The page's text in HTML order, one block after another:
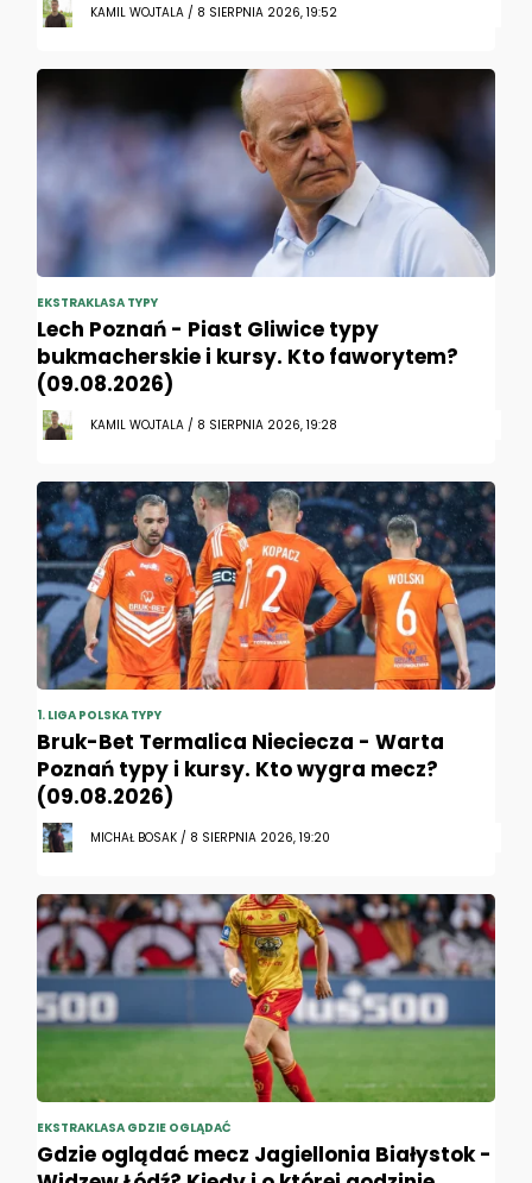
KAMIL WOJTALA / 8 SIERPNIA 2026, 19:52
EKSTRAKLASA TYPY
Lech Poznań - Piast Gliwice typy
bukmacherskie i kursy. Kto faworytem?
(09.08.2026)
KAMIL WOJTALA / 8 SIERPNIA 2026, 19:28
1. LIGA POLSKA TYPY
Bruk-Bet Termalica Nieciecza - Warta
Poznań typy i kursy. Kto wygra mecz?
(09.08.2026)
MICHAŁ BOSAK / 8 SIERPNIA 2026, 19:20
EKSTRAKLASA GDZIE OGLĄDAĆ
Gdzie oglądać mecz Jagiellonia Białystok -